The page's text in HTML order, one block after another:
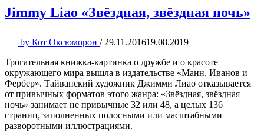
Jimmy Liao «Звёздная, звёздная ночь»
by Кот Оксюморон / 29.11.201619.08.2019
Трогательная книжка-картинка о дружбе и о красоте
окружающего мира вышла в издательстве «Манн, Иванов и
Фербер». Тайванский художник Джимми Лиао отказывается
от привычных форматов этого жанра: «Звёздная, звёздная
ночь» занимает не привычные 32 или 48, а целых 136
страниц, заполненных полосными или масштабными
разворотными иллюстрациями.